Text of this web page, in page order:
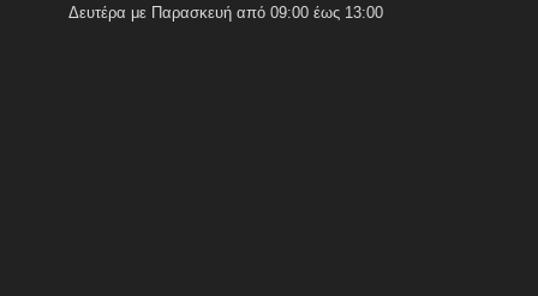
Δευτέρα με Παρασκευή από 09:00 έως 13:00